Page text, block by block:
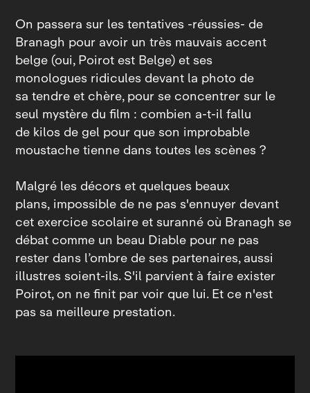
On passera sur les tentatives ‑réussies‑ de
Branagh pour avoir un très mauvais accent
belge (oui, Poirot est Belge) et ses
monologues ridicules devant la photo de
sa tendre et chère, pour se concentrer sur le
seul mystère du film : combien a‑t‑il fallu
de kilos de gel pour que son improbable
moustache tienne dans toutes les scènes ?
Malgré les décors et quelques beaux
plans, impossible de ne pas s'ennuyer devant
cet exercice scolaire et suranné où Branagh se
débat comme un beau Diable pour ne pas
rester dans l’ombre de ses partenaires, aussi
illustres soient‑ils. S'il parvient à faire exister
Poirot, on ne finit par voir que lui. Et ce n'est
pas sa meilleure prestation.